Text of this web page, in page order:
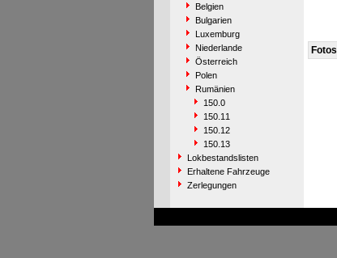
Belgien
Bulgarien
Luxemburg
Niederlande
Österreich
Polen
Rumänien
150.0
150.11
150.12
150.13
Lokbestandslisten
Erhaltene Fahrzeuge
Zerlegungen
Fotos